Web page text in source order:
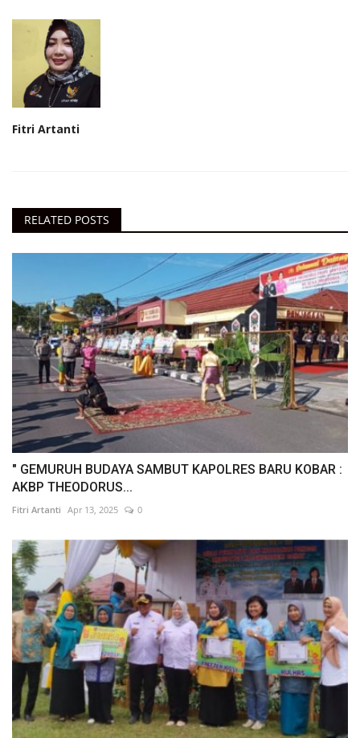
Fitri Artanti
RELATED POSTS
" GEMURUH BUDAYA SAMBUT KAPOLRES BARU KOBAR :
AKBP THEODORUS...
Fitri Artanti Apr 13, 2025 0